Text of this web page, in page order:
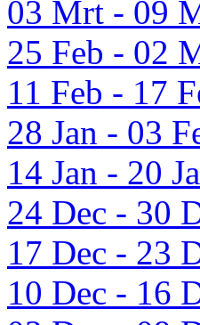
03 Mrt - 09
25 Feb - 02
11 Feb - 17
28 Jan - 03
14 Jan - 20
24 Dec - 30
17 Dec - 23
10 Dec - 16